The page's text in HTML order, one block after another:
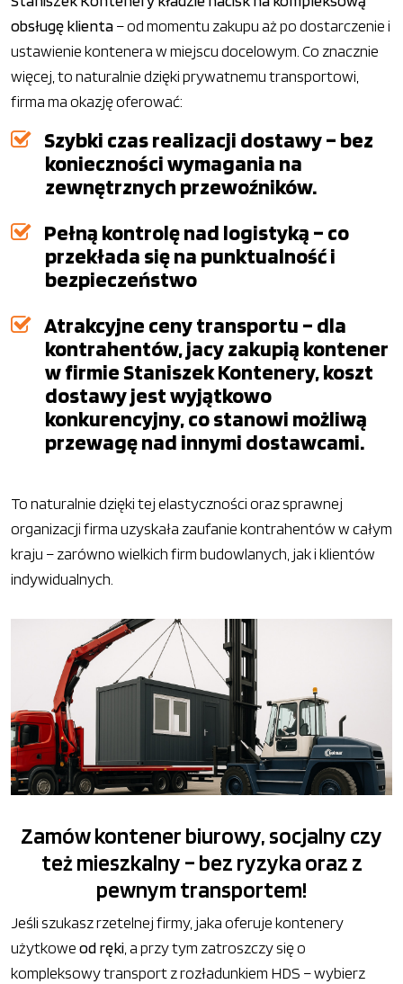
obsługę klienta– od momentu zakupu aż po dostarczenie i
ustawienie kontenera w miejscu docelowym. Co znacznie
więcej, to naturalnie dzięki prywatnemu transportowi,
firma ma okazję oferować:
Szybki czas realizacji dostawy – bez
konieczności wymagania na
zewnętrznych przewoźników.
Pełną kontrolę nad logistyką – co
przekłada się na punktualność i
bezpieczeństwo
Atrakcyjne ceny transportu – dla
kontrahentów, jacy zakupią kontener
w firmie Staniszek Kontenery, koszt
dostawy jest wyjątkowo
konkurencyjny, co stanowi możliwą
przewagę nad innymi dostawcami.
To naturalnie dzięki tej elastyczności oraz sprawnej
organizacji firma uzyskała zaufanie kontrahentów w całym
kraju – zarówno wielkich firm budowlanych, jak i klientów
indywidualnych.
Zamów kontener biurowy, socjalny czy
też mieszkalny – bez ryzyka oraz z
pewnym transportem!
Jeśli szukasz rzetelnej firmy, jaka oferuje kontenery
użytkoweod ręki , a przy tym zatroszczy się o
kompleksowy transport z rozładunkiem HDS – wybierz